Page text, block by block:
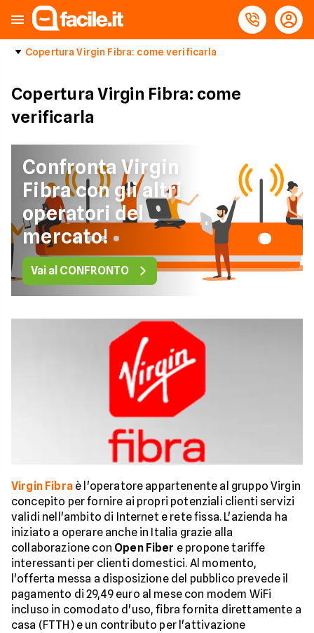
Copertura Virgin Fibra: come verificarla
Copertura Virgin Fibra: come
verificarla
Confronta Virgin
Fibra con gli altri
operatori del
mercato!
Vai al CONFRONTO
Virgin Fibraè l'operatore appartenente al gruppo Virgin
concepito per fornire ai propri potenziali clienti servizi
validi nell'ambito di Internet e rete fissa. L'azienda ha
iniziato a operare anche in Italia grazie alla
collaborazione con Open Fiber e propone tariffe
interessanti per clienti domestici. Al momento,
l'offerta messa a disposizione del pubblico prevede il
pagamento di 29,49 euro al mese con modem WiFi
incluso in comodato d'uso, fibra fornita direttamente a
casa (FTTH) e un contributo per l'attivazione